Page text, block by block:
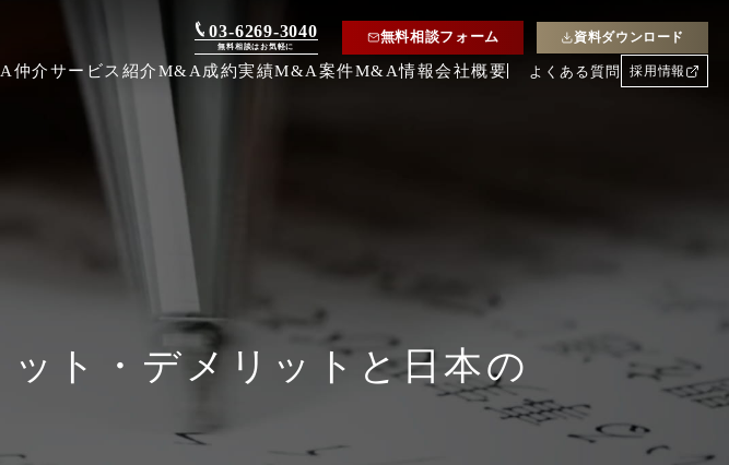
03-6269-3040
無料相談はお気軽に
無料相談フォーム 資料ダウンロード
仲介サービス紹介M&A成約実績M&A案件M&A情報会社概要 よくある質問 採用情報
ト・デメリットと日本の